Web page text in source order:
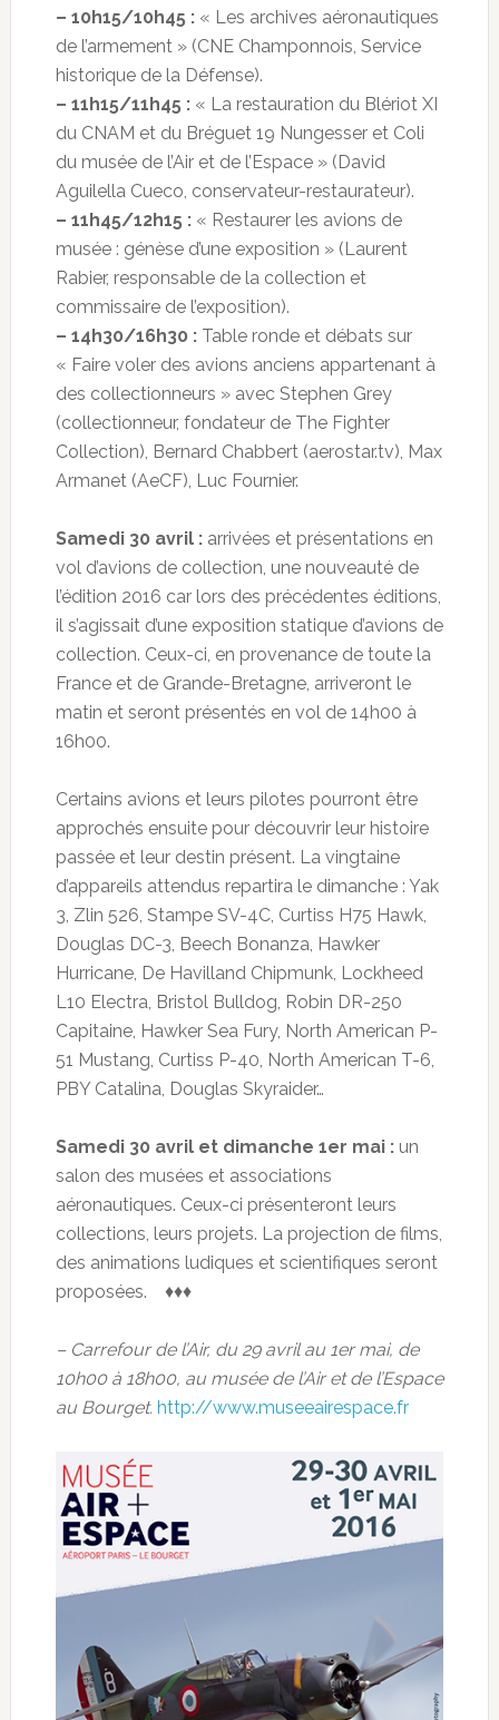
– 10h15/10h45 :« Les archives aéronautiques
de l’armement » (CNE Champonnois, Service
historique de la Défense).
– 11h15/11h45 :« La restauration du Blériot XI
du CNAM et du Bréguet 19 Nungesser et Coli
du musée de l’Air et de l’Espace » (David
Aguilella Cueco, conservateur-restaurateur).
– 11h45/12h15 :« Restaurer les avions de
musée : génèse d’une exposition » (Laurent
Rabier, responsable de la collection et
commissaire de l’exposition).
– 14h30/16h30 :Table ronde et débats sur
« Faire voler des avions anciens appartenant à
des collectionneurs » avec Stephen Grey
(collectionneur, fondateur de The Fighter
Collection), Bernard Chabbert (aerostar.tv), Max
Armanet (AeCF), Luc Fournier.
Samedi 30 avril : arrivées et présentations en
vol d’avions de collection, une nouveauté de
l’édition 2016 car lors des précédentes éditions,
il s’agissait d’une exposition statique d’avions de
collection. Ceux-ci, en provenance de toute la
France et de Grande-Bretagne, arriveront le
matin et seront présentés en vol de 14h00 à
16h00.
Certains avions et leurs pilotes pourront être
approchés ensuite pour découvrir leur histoire
passée et leur destin présent. La vingtaine
d’appareils attendus repartira le dimanche : Yak
3, Zlin 526, Stampe SV-4C, Curtiss H75 Hawk,
Douglas DC-3, Beech Bonanza, Hawker
Hurricane, De Havilland Chipmunk, Lockheed
L10 Electra, Bristol Bulldog, Robin DR-250
Capitaine, Hawker Sea Fury, North American P-
51 Mustang, Curtiss P-40, North American T-6,
PBY Catalina, Douglas Skyraider…
Samedi 30 avril et dimanche 1er mai :un
salon des musées et associations
aéronautiques. Ceux-ci présenteront leurs
collections, leurs projets. La projection de films,
des animations ludiques et scientifiques seront
proposées. ♦♦♦
– Carrefour de l’Air, du 29 avril au 1er mai, de
10h00 à 18h00, au musée de l’Air et de l’Espace
au Bourget. http://www.museeairespace.fr